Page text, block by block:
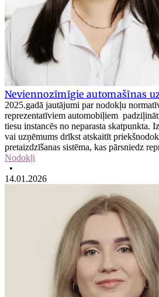
Neviennozīmīgie automašīnas
2025.gadā jautājumi par nodokļu
reprezentatīviem automobiļiem
tiesu instancēs no neparasta skatpunkta.
vai uzņēmums drīkst atskaitīt
pretaizdzīšanas sistēma, kas pārsniedz
Nodokļi
•
14.01.2026